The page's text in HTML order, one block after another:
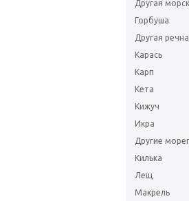
Другая
Горбуша
Другая
Карась
Карп
Кета
Кижуч
Икра
Другие
Килька
Лещ
Макрель